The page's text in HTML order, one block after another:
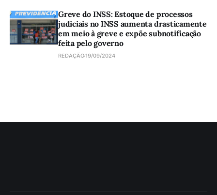
Greve do INSS: Estoque de processos
judiciais no INSS aumenta drasticamente
em meio à greve e expõe subnotificação
feita pelo governo
REDAÇÃO19/09/2024